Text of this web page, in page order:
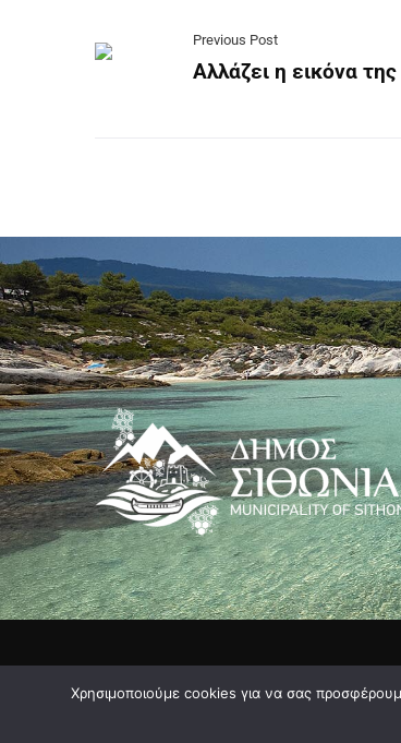
Previous Post
Αλλάζει η εικόνα
Χρησιμοποιούμε cookies για να σας